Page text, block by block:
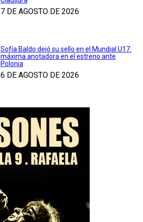
7 DE AGOSTO DE 2026
Sofía Baldo dejó su sello en el Mundial U17:
máxima anotadora en el estreno ante
Polonia
6 DE AGOSTO DE 2026